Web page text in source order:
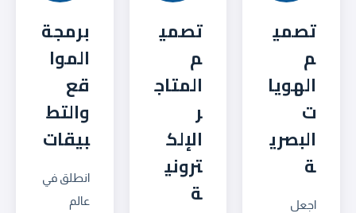
تصمي
م
الهويا
ت
البصري
ة
اجعل
تصمي
م
المتاج
ر
الإلك
تروني
ة
برمجة
الموا
قع
والتط
بيقات
انطلق في
عالم